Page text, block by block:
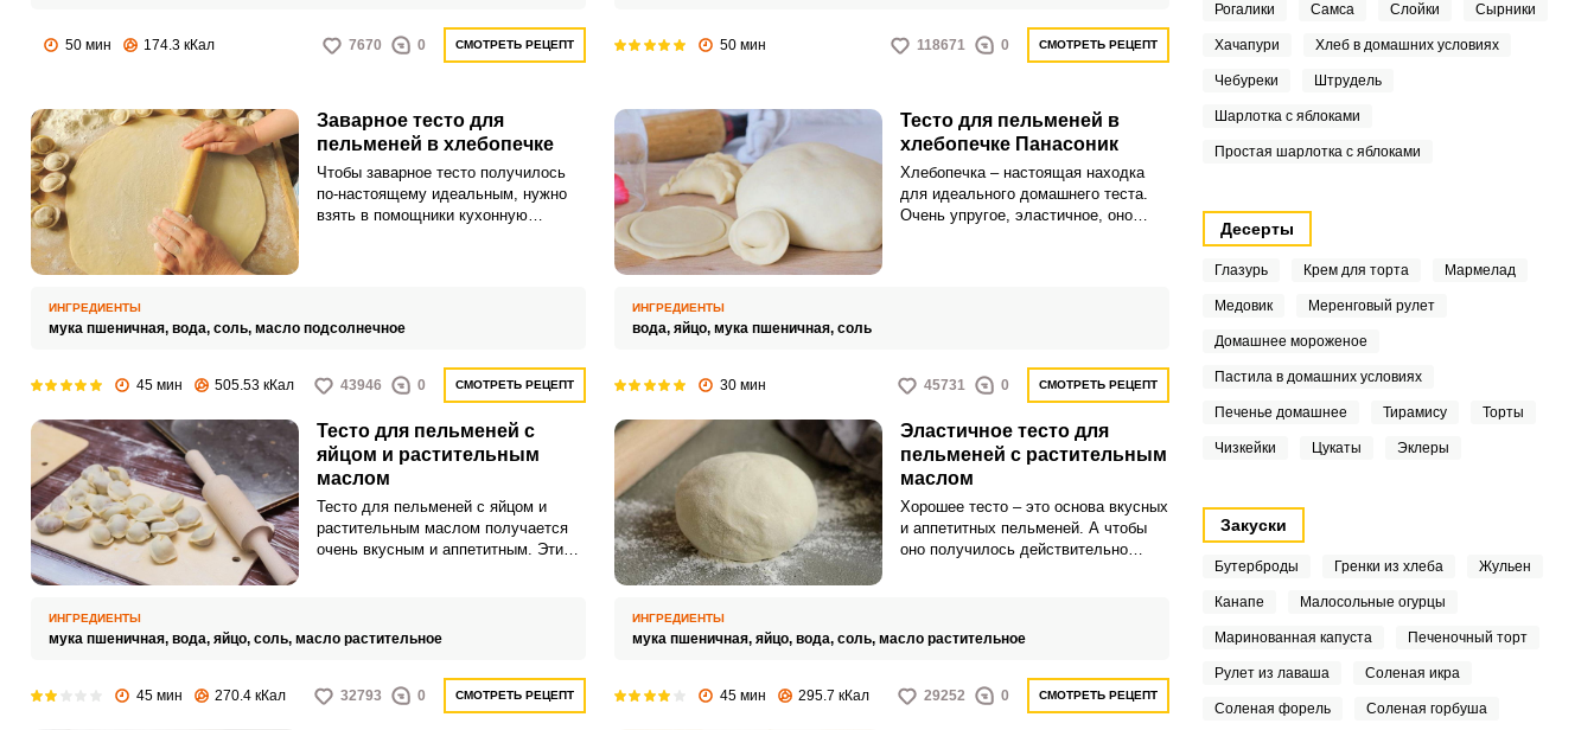
готовить и пельмени, и вареники, и
равиоли, и хинкали.
50 мин 174.3 кКал 7670 0 СМОТРЕТЬ РЕЦЕПТ 50 мин 118671 0 СМОТРЕТЬ РЕЦЕПТ
Заварное тесто для
пельменей в хлебопечке
Чтобы заварное тесто получилось
по-настоящему идеальным, нужно
взять в помощники кухонную
ИНГРЕДИЕНТЫ
мука пшеничная, вода, соль, масло подсолнечное
45 мин 505.53 кКал 43946 0 СМОТРЕТЬ РЕЦЕПТ
Тесто для пельменей в
хлебопечке Панасоник
Хлебопечка – настоящая находка
для идеального домашнего теста.
Очень упругое, эластичное, оно
ИНГРЕДИЕНТЫ
вода, яйцо, мука пшеничная, соль
30 мин 45731 0 СМОТРЕТЬ РЕЦЕПТ
Тесто для пельменей с
яйцом и растительным
маслом
Тесто для пельменей с яйцом и
растительным маслом получается
очень вкусным и аппетитным. Эти
ИНГРЕДИЕНТЫ
мука пшеничная, вода, яйцо, соль, масло растительное
45 мин 270.4 кКал 32793 0 СМОТРЕТЬ РЕЦЕПТ
Эластичное тесто для
пельменей с растительным
маслом
Хорошее тесто – это основа вкусных
и аппетитных пельменей. А чтобы
оно получилось действительно
добавить немного растительного
ИНГРЕДИЕНТЫ
мука пшеничная, яйцо, вода, соль, масло растительное
45 мин 295.7 кКал 29252 0 СМОТРЕТЬ РЕЦЕПТ
Рогалики Самса Слойки Сырники
Хачапури Хлеб в домашних условиях
Чебуреки Штрудель
Шарлотка с яблоками
Простая шарлотка с яблоками
Десерты
Глазурь Крем для торта Мармелад
Медовик Меренговый рулет
Домашнее мороженое
Пастила в домашних условиях
Печенье домашнее Тирамису Торты
Чизкейки Цукаты Эклеры
Закуски
Бутерброды Гренки из хлеба Жульен
Канапе Малосольные огурцы
Маринованная капуста Печеночный торт
Рулет из лаваша Соленая икра
Соленая форель Соленая горбуша
ВХОД НА САЙТ РЕГИСТРАЦИЯ
Войдите
Запомнить меня